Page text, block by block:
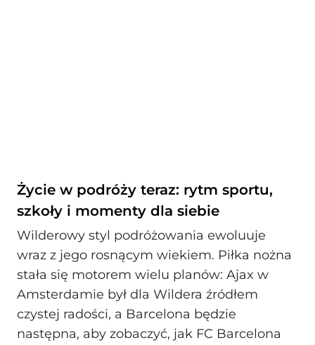
Życie w podróży teraz: rytm sportu,
szkoły i momenty dla siebie
Wilde­rowy styl podróżowania ewoluuje
wraz z jego rosnącym wiekiem. Piłka nożna
stała się motorem wielu planów: Ajax w
Amsterdamie był dla Wildera źródłem
czystej radości, a Barcelona będzie
następna, aby zobaczyć, jak FC Barcelona